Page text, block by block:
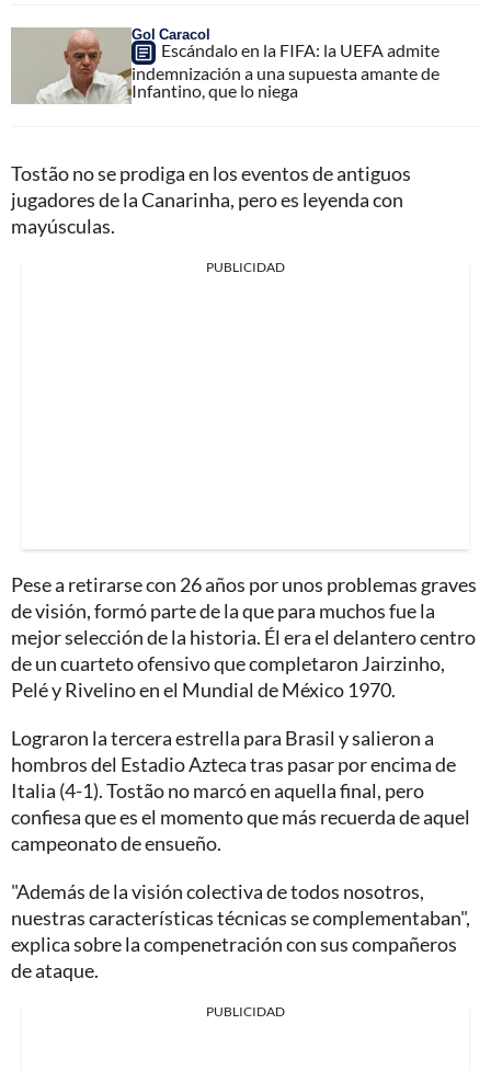
Gol Caracol
Escándalo en la FIFA: la UEFA admite
indemnización a una supuesta amante de
Infantino, que lo niega
Tostão no se prodiga en los eventos de antiguos
jugadores de la Canarinha, pero es leyenda con
mayúsculas.
PUBLICIDAD
Pese a retirarse con 26 años por unos problemas graves
de visión, formó parte de la que para muchos fue la
mejor selección de la historia. Él era el delantero centro
de un cuarteto ofensivo que completaron Jairzinho,
Pelé y Rivelino en el Mundial de México 1970.
Lograron la tercera estrella para Brasil y salieron a
hombros del Estadio Azteca tras pasar por encima de
Italia (4-1). Tostão no marcó en aquella final, pero
confiesa que es el momento que más recuerda de aquel
campeonato de ensueño.
"Además de la visión colectiva de todos nosotros,
nuestras características técnicas se complementaban",
explica sobre la compenetración con sus compañeros
de ataque.
PUBLICIDAD